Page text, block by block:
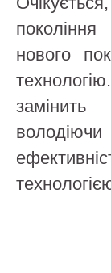
нового